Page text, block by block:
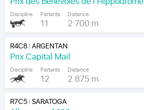
Discipline Partants
11
Distance
2 700 m
R4C8|ARGENTAN
Prix Capital Mail
Discipline Partants
12
Distance
2 875 m
R7C5|SARATOGA